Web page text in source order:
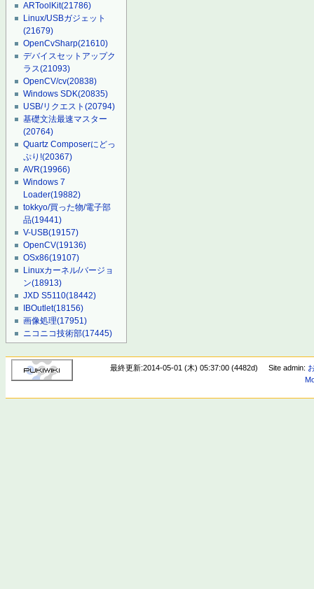
ARToolKit(21786)
Linux/USBガジェット
(21679)
OpenCvSharp(21610)
デバイスセットアップク
ラス(21093)
OpenCV/cv(20838)
Windows SDK(20835)
USB/リクエスト(20794)
基礎文法最速マスター
(20764)
Quartz Composerにどっ
ぷり!(20367)
AVR(19966)
Windows 7
Loader(19882)
tokkyo/買った物/電子部
品(19441)
V-USB(19157)
OpenCV(19136)
OSx86(19107)
Linuxカーネル/バージョ
ン(18913)
JXD S5110(18442)
IBOutlet(18156)
画像処理(17951)
ニコニコ技術部(17445)
最終更新:2014-05-01 (木) 05:37:00 (4482d) Site admin: